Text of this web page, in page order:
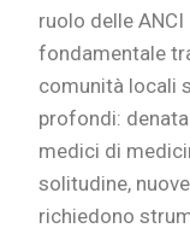
ruolo delle
fondamentale
comunità locali
profondi:
medici di
solitudine,
richiedono